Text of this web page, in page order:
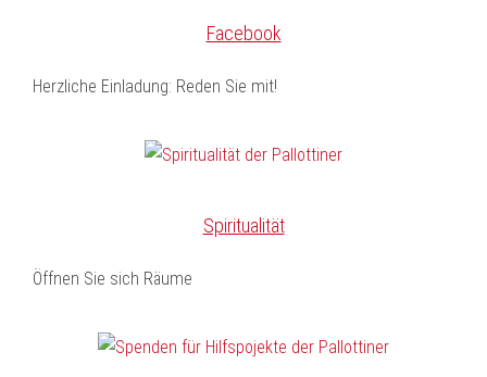
Facebook
Herzliche Einladung: Reden Sie mit!
Spiritualität
Öffnen Sie sich Räume